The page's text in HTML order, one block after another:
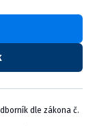
dle zákona č.